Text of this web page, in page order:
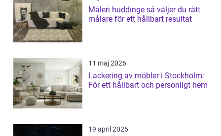
Måleri huddinge så väljer du rätt
målare för ett hållbart resultat
11 maj 2026
Lackering av möbler i Stockholm:
För ett hållbart och personligt hem
19 april 2026